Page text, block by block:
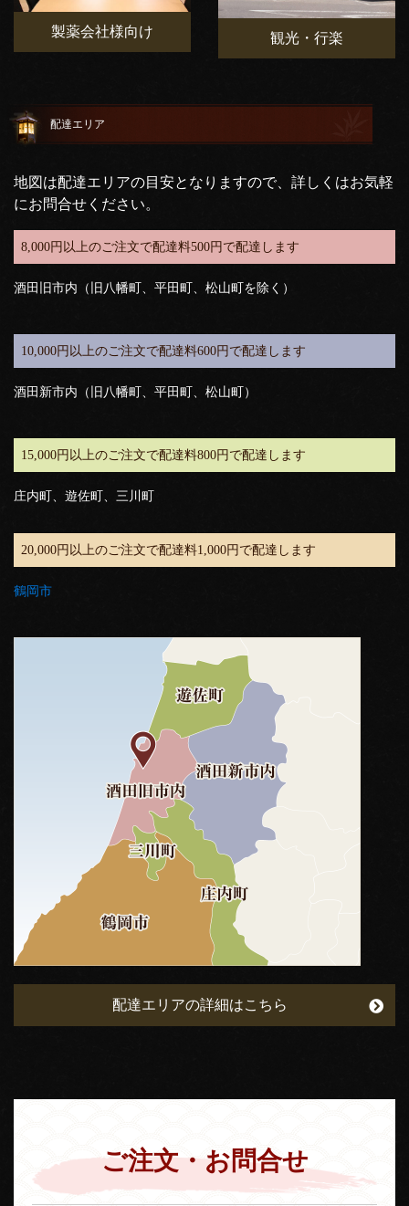
製薬会社様向け 観光・行楽
配達エリア
地図は配達エリアの目安となりますので、詳しくはお気軽
にお問合せください。
8,000円以上のご注文で配達料500円で配達します
酒田旧市内（旧八幡町、平田町、松山町を除く）
10,000円以上のご注文で配達料600円で配達します
酒田新市内（旧八幡町、平田町、松山町）
15,000円以上のご注文で配達料800円で配達します
庄内町、遊佐町、三川町
20,000円以上のご注文で配達料1,000円で配達します
鶴岡市
配達エリアの詳細はこちら
ご注文・お問合せ